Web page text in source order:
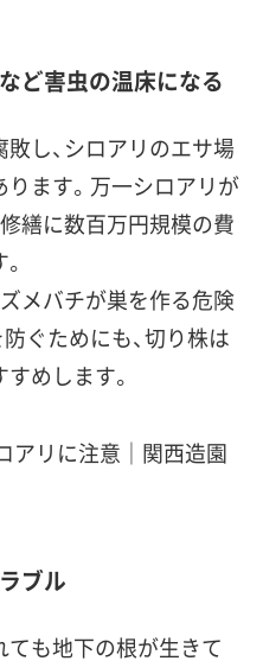
ど害虫の温床になる
し、シロアリのエサ場
ます。万一シロアリが
繕に数百万円規模の費
メバチが巣を作る危険
ぐためにも、切り株は
めします。
アリに注意｜関西造園
ブル
も地下の根が生きて